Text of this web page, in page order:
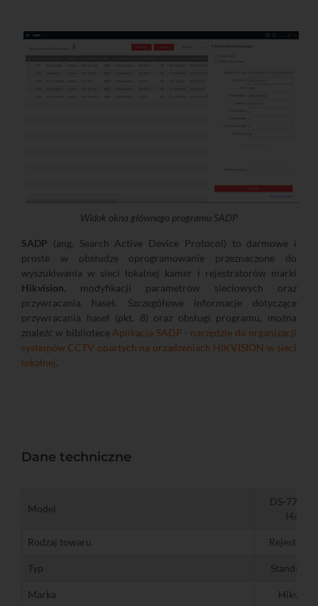
Widok okna głównego programu SADP
SADP (ang. Search Active Device Protocol) to darmowe i
proste w obsłudze oprogramowanie przeznaczone do
wyszukiwania w sieci lokalnej kamer i rejestratorów marki
Hikvision, modyfikacji parametrów sieciowych oraz
przywracania haseł. Szczegółowe informacje dotyczące
przywracania haseł (pkt. 8) oraz obsługi programu, można
znaleźć w biblioteceAplikacja SADP - narzędzie do organizacji
systemów CCTV opartych na urządzeniach HIKVISION w sieci
lokalnej.
Dane techniczne
Model
DS-
I4/S(E)
Rodzaj towaru
Typ
Marka